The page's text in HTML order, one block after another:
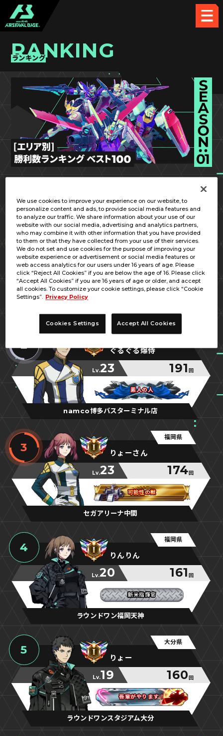
RANKING
ランキング
1
大分県
蹴魂☆負犬王☆バティ
Lv.22 196回
ノリノリならここまでです
ノリノリならここまでです
ノリノリならここまでです
2
福岡県
ぐるぐる爆侍
Lv.23 191 回
素人の人
素人の人
素人の人
namco博多バスターミナル店
3
福岡県
りょーさん
Lv.23 174 回
可能性の獣
可能性の獣
可能性の獣
セガアリーナ中間
4
福岡県
りんりん
Lv.20 161 回
新米指揮官
新米指揮官
新米指揮官
ラウンドワン福岡天神
5
大分県
りょー
Lv.19 160 回
吾輩がやります！
吾輩がやります！
吾輩がやります！
ラウンドワンスタジアム大分
We use cookies to improve your experience on our website, to
personalize content and ads, to provide social media features and
to analyze our traffic. We share information about your use of our
website with our social media, advertising and analytics partners,
who may combine it with other information that you have provided
to them or that they have collected from your use of their services.
We do not set and use cookies for the purpose of improving your
website experience or advertisement or social media features or
web access analytics for our users under 16 years of age. Please
click “Reject All Cookies” if you are below the age of 16. Please click
“Accept All Cookies” if you are 16 years of age or older, and accept
all cookies. To customize your cookie settings, please click “Cookie
Settings”. Privacy Policy
Cookies Settings Accept All Cookies